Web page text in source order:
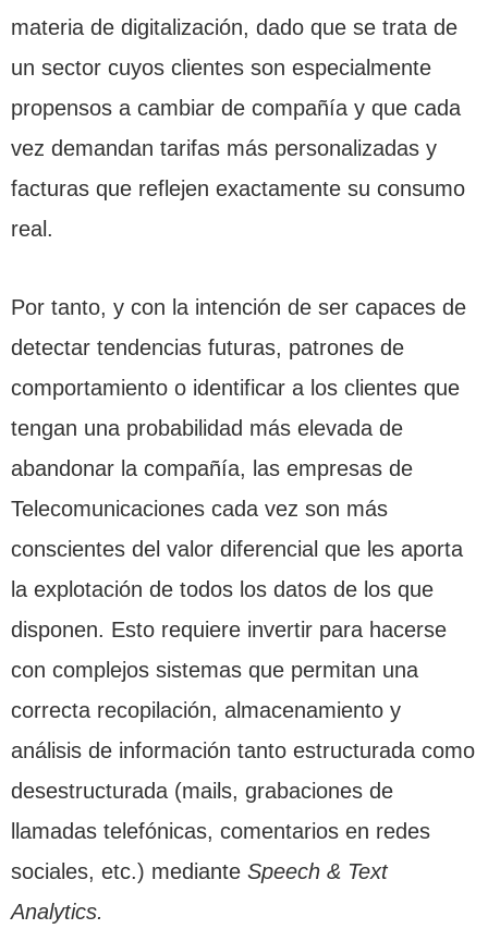
materia de digitalización, dado que se trata de
un sector cuyos clientes son especialmente
propensos a cambiar de compañía y que cada
vez demandan tarifas más personalizadas y
facturas que reflejen exactamente su consumo
real.
Por tanto, y con la intención de ser capaces de
detectar tendencias futuras, patrones de
comportamiento o identificar a los clientes que
tengan una probabilidad más elevada de
abandonar la compañía, las empresas de
Telecomunicaciones cada vez son más
conscientes del valor diferencial que les aporta
la explotación de todos los datos de los que
disponen. Esto requiere invertir para hacerse
con complejos sistemas que permitan una
correcta recopilación, almacenamiento y
análisis de información tanto estructurada como
desestructurada (mails, grabaciones de
llamadas telefónicas, comentarios en redes
sociales, etc.) mediante Speech & Text
Analytics.